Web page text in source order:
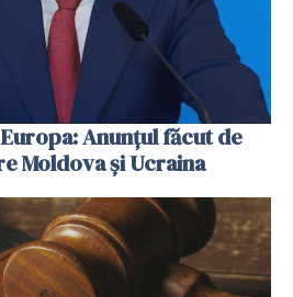
Anunțul făcut de
Moldova și Ucraina